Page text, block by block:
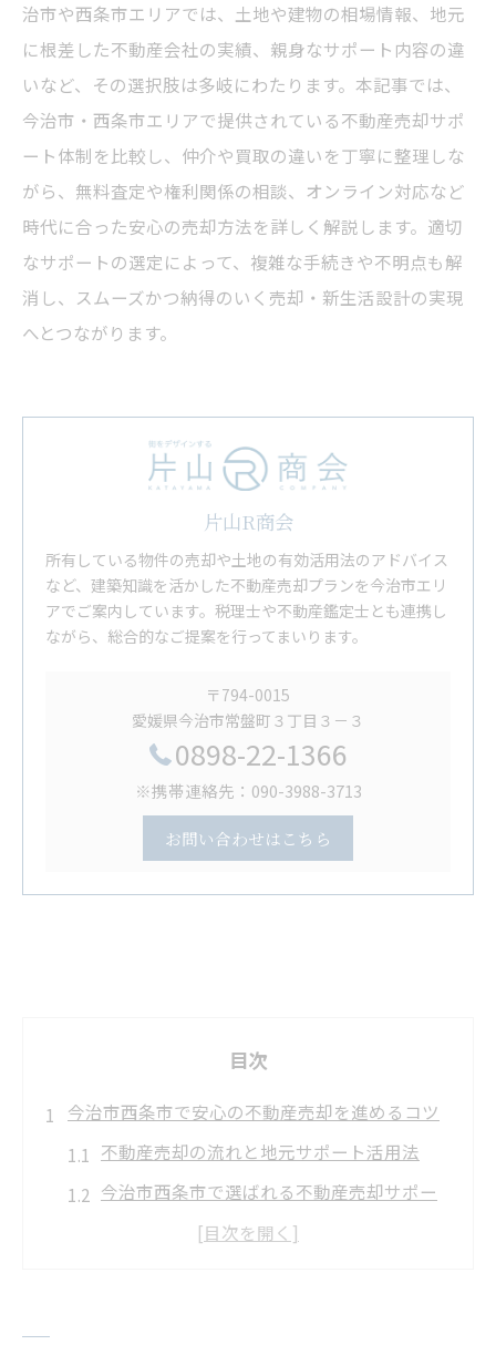
治市や西条市エリアでは、土地や建物の相場情報、地元
に根差した不動産会社の実績、親身なサポート内容の違
いなど、その選択肢は多岐にわたります。本記事では、
今治市・西条市エリアで提供されている不動産売却サポ
ート体制を比較し、仲介や買取の違いを丁寧に整理しな
がら、無料査定や権利関係の相談、オンライン対応など
時代に合った安心の売却方法を詳しく解説します。適切
なサポートの選定によって、複雑な手続きや不明点も解
消し、スムーズかつ納得のいく売却・新生活設計の実現
へとつながります。
片山R商会
所有している物件の売却や土地の有効活用法のアドバイス
など、建築知識を活かした不動産売却プランを今治市エリ
アでご案内しています。税理士や不動産鑑定士とも連携し
ながら、総合的なご提案を行ってまいります。
〒794-0015
愛媛県今治市常盤町３丁目３－３
0898-22-1366
※携帯連絡先：090-3988-3713
お問い合わせはこちら
目次
今治市西条市で安心の不動産売却を進めるコツ
不動産売却の流れと地元サポート活用法
今治市西条市で選ばれる不動産売却サポー